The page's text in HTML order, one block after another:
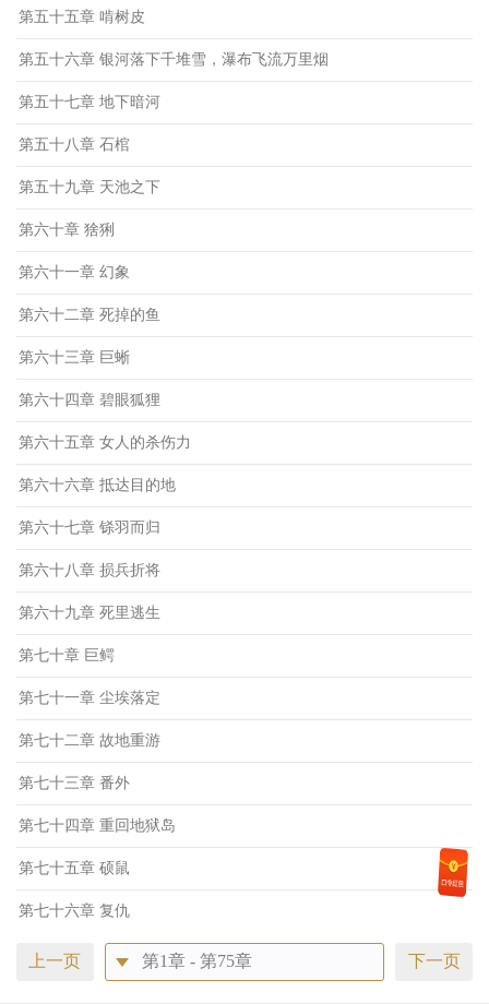
第五十五章 啃树皮
第五十六章 银河落下千堆雪，瀑布飞流万里烟
第五十七章 地下暗河
第五十八章 石棺
第五十九章 天池之下
第六十章 猞猁
第六十一章 幻象
第六十二章 死掉的鱼
第六十三章 巨蜥
第六十四章 碧眼狐狸
第六十五章 女人的杀伤力
第六十六章 抵达目的地
第六十七章 铩羽而归
第六十八章 损兵折将
第六十九章 死里逃生
第七十章 巨鳄
第七十一章 尘埃落定
第七十二章 故地重游
第七十三章 番外
第七十四章 重回地狱岛
第七十五章 硕鼠
第七十六章 复仇